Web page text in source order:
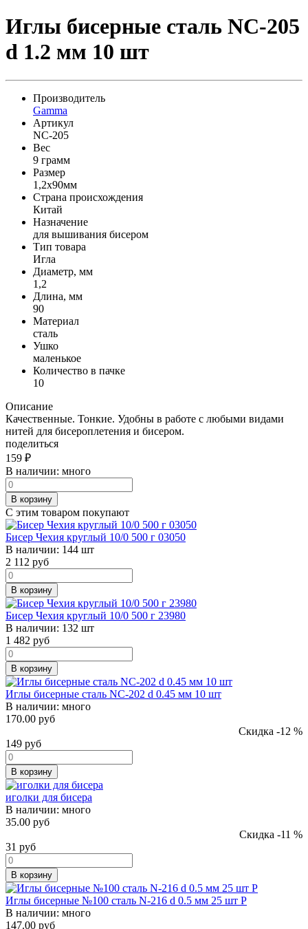
Иглы бисерные сталь NC-205
d 1.2 мм 10 шт
Производитель
Gamma
Артикул
NC-205
Вес
9 грамм
Размер
1,2x90мм
Страна происхождения
Китай
Назначение
для вышивания бисером
Тип товара
Игла
Диаметр, мм
1,2
Длина, мм
90
Материал
сталь
Ушко
маленькое
Количество в пачке
10
Описание
Качественные. Тонкие. Удобны в работе с любыми видами
нитей для бисероплетения и бисером.
поделиться
159 ₽
В наличии: много
В корзину
С этим товаром покупают
Бисер Чехия круглый 10/0 500 г 03050
В наличии: 144 шт
2 112 руб
В корзину
Бисер Чехия круглый 10/0 500 г 23980
В наличии: 132 шт
1 482 руб
В корзину
Иглы бисерные сталь NC-202 d 0.45 мм 10 шт
В наличии: много
170.00 руб
Скидка -12 %
149 руб
В корзину
иголки для бисера
В наличии: много
35.00 руб
Скидка -11 %
31 руб
В корзину
Иглы бисерные №100 сталь N-216 d 0.5 мм 25 шт Р
В наличии: много
147.00 руб